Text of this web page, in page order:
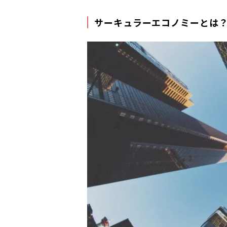
サーキュラーエコノミーとは